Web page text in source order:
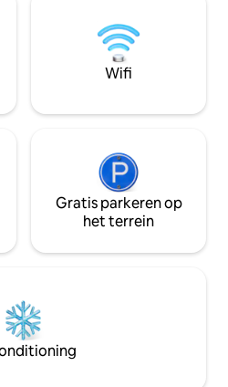
biedt ze
Het
Er is
voor het
zijn natuurlijke
moment van de
plafond, het
belangrijkste
Wifi
Gratis parkeren op
het terrein